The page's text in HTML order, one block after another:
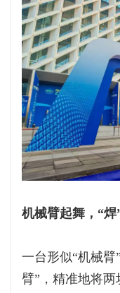
机械臂起舞，“
一台形似“机械
臂”，精准地将两